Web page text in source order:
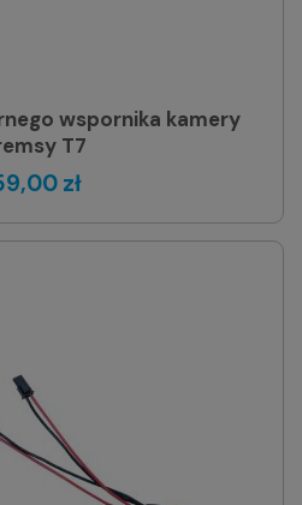
wspornika kamery
T7
zł